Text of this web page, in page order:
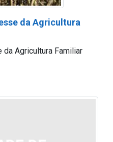
da Agricultura
Agricultura Familiar